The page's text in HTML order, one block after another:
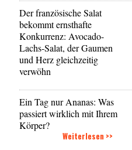
Der französische Salat
bekommt ernsthafte
Konkurrenz: Avocado-
Lachs-Salat, der Gaumen
und Herz gleichzeitig
verwöhn
Ein Tag nur Ananas: Was
passiert wirklich mit Ihrem
Körper?
Weiterlesen >>